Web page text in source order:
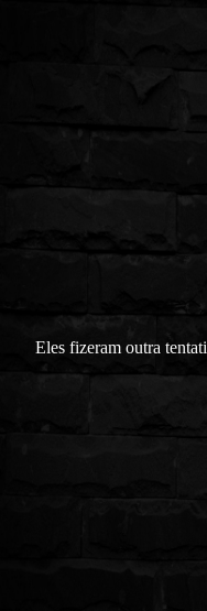
Eles fizeram outra